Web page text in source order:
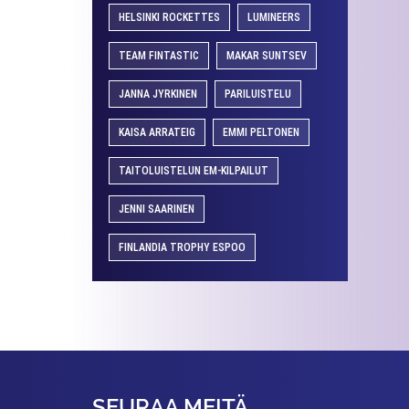
HELSINKI ROCKETTES LUMINEERS
TEAM FINTASTIC MAKAR SUNTSEV
JANNA JYRKINEN PARILUISTELU
KAISA ARRATEIG EMMI PELTONEN
TAITOLUISTELUN EM-KILPAILUT
JENNI SAARINEN
FINLANDIA TROPHY ESPOO